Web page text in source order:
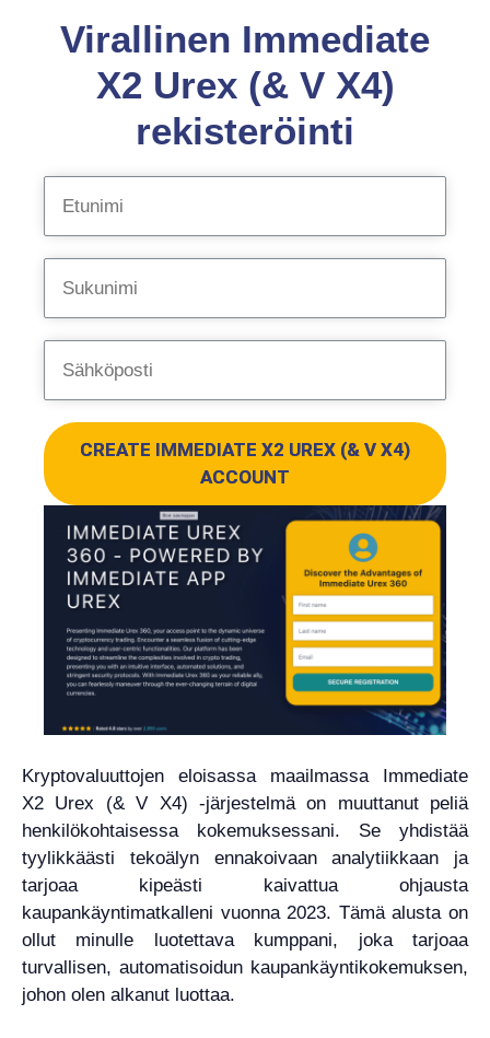
Virallinen Immediate
X2 Urex (& V X4)
rekisteröinti
CREATE IMMEDIATE X2 UREX (& V X4)
ACCOUNT
Kryptovaluuttojen eloisassa maailmassa Immediate
X2 Urex (& V X4) -järjestelmä on muuttanut peliä
henkilökohtaisessa kokemuksessani. Se yhdistää
tyylikkäästi tekoälyn ennakoivaan analytiikkaan ja
tarjoaa kipeästi kaivattua ohjausta
kaupankäyntimatkalleni vuonna 2023. Tämä alusta on
ollut minulle luotettava kumppani, joka tarjoaa
turvallisen, automatisoidun kaupankäyntikokemuksen,
johon olen alkanut luottaa.